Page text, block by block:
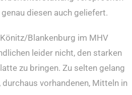
diesen auch geliefert.
Blankenburg im MHV
leider nicht, den starken
zu bringen. Zu selten gelang
vorhandenen, Mitteln in